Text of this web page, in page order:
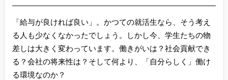
「給与が良ければ良い」。かつての就活生なら、そう考え
る人も少なくなかったでしょう。しかし今、学生たちの物
差しは大きく変わっています。働きがいは？社会貢献でき
る？会社の将来性は？そして何より、「自分らしく」働け
る環境なのか？